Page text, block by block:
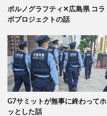
ポルノグラフティ✕広島県 コラ
ボプロジェクトの話
G7サミットが無事に終わってホ
ッとした話